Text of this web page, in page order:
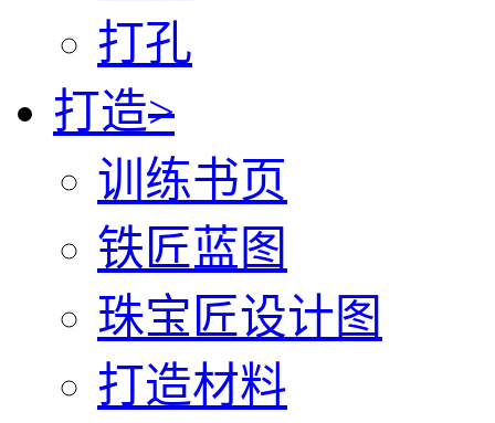
打孔
打造>
训练书页
铁匠蓝图
珠宝匠设计图
打造材料